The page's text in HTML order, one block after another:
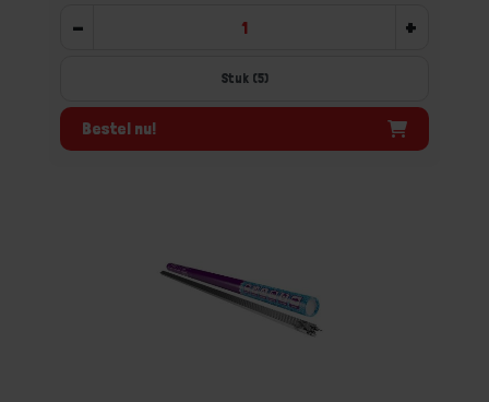
- +
Stuk (5)
Bestel nu!